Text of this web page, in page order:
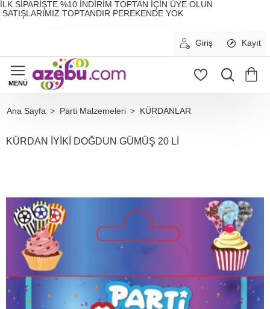
İLK SİPARİŞTE %10 İNDİRİM TOPTAN İÇİN ÜYE OLUN
SATIŞLARIMIZ TOPTANDIR PEREKENDE YOK
Giriş Kayıt
Parti Malzemeleri KÜRDANLAR
KÜRDAN İYİKİ DOĞDUN GÜMÜŞ 20 Lİ